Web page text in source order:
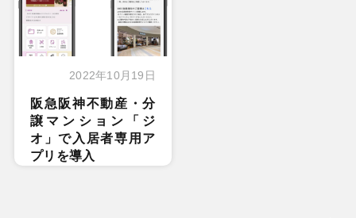
2022年10月19日
阪急阪神不動産・分
譲マンション「ジ
オ」で入居者専用ア
プリを導入